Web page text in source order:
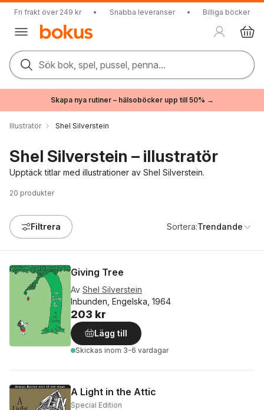
Fri frakt över 249 kr • Snabba leveranser • Billiga böcker
Sök bok, spel, pussel, penna...
Skapa nya rutiner – hälsoböcker upp till 50% →
Illustratör Shel Silverstein
Shel Silverstein – illustratör
Upptäck titlar med illustrationer av Shel Silverstein.
20 produkter
Filtrera Sortera:Trendande
Giving Tree
Av Shel Silverstein
Inbunden, Engelska, 1964
203 kr
Lägg till
Skickas inom 3-6 vardagar
A Light in the Attic
Special Edition